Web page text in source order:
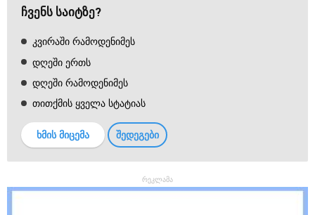
ჩვენს საიტზე?
კვირაში რამოდენიმეს
დღეში ერთს
დღეში რამოდენიმეს
თითქმის ყველა სტატიას
ხმის მიცემა შედეგები
რეკლამა